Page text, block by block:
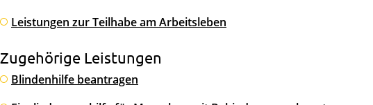
Leistungen zur Teilhabe am Arbeitsleben
Zugehörige Leistungen
Blindenhilfe beantragen